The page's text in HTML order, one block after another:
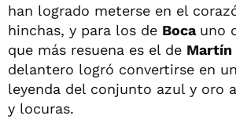
han logrado meterse en el
hinchas, y para los de Boca uno
que más resuena es el de Martín
delantero logró convertirse en
leyenda del conjunto azul y oro
y locuras.